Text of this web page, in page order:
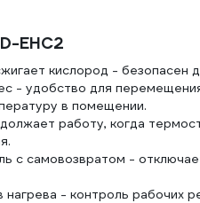
EHC2
кислород -
- удобство для
в помещении.
работу, когда
с самовозвратом -
- контроль рабочих